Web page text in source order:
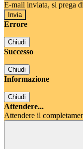
E-mail inviata, si prega
Errore
Chiudi
Successo
Chiudi
Informazione
Chiudi
Attendere...
Attendere il